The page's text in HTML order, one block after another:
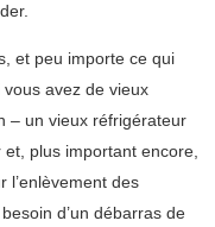
et peu importe ce qui
avez de vieux
– un vieux réfrigérateur
plus important encore,
l’enlèvement des
d’un débarras de